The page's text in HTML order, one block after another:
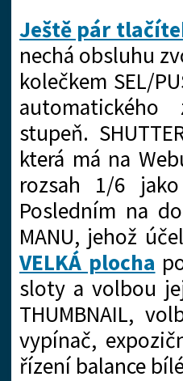
Ještě pár
nechá obsluhu
kolečkem SEL/
stupeň.
která má na
rozsah 1/6
Posledním na
MANU, jehož
VELKÁ plocha
sloty a volbou
THUMBNAIL,
vypínač,
řízení balance